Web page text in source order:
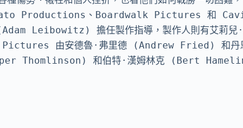
Productions、Boardwalk Pictures 和
(Adam Leibowitz) 擔任製作指導，製作人則有
由安德魯·弗里德 (Andrew Fried) 和丹
Thomlinson) 和伯特·漢姆林克 (Bert